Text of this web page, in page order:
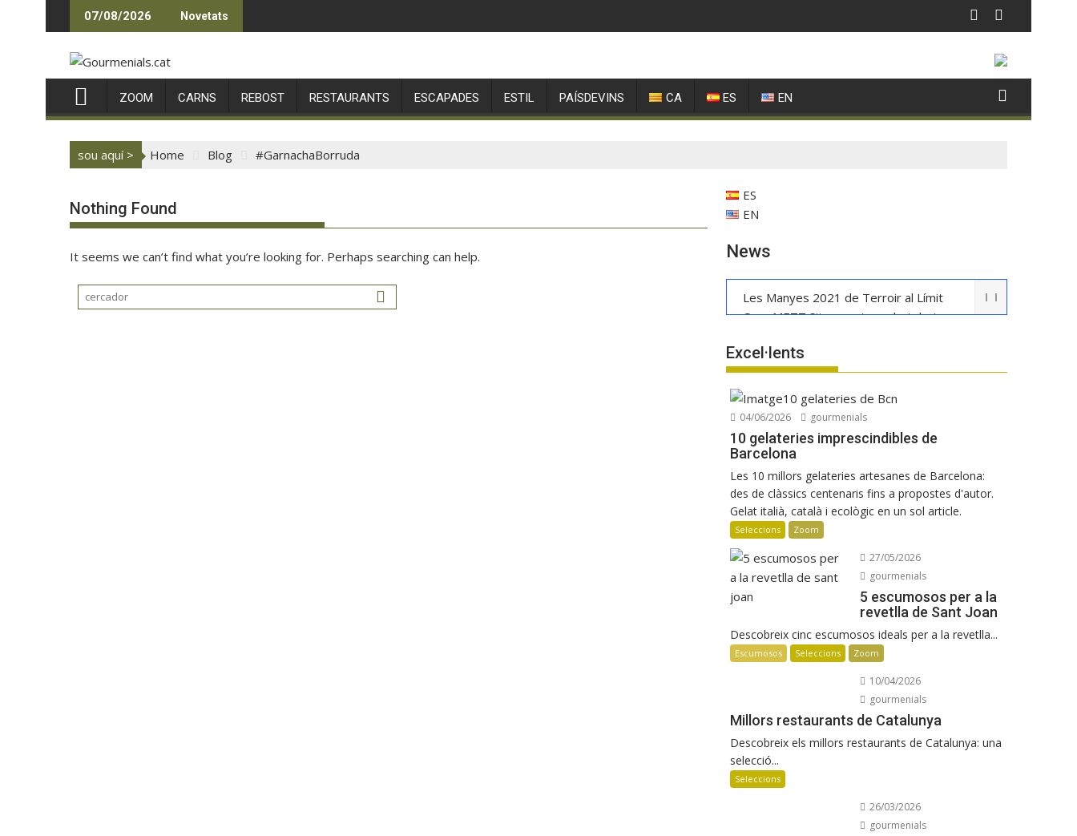
to
07/08/2026 Novetats
ZOOM CARNS REBOST RESTAURANTS ESCAPADES ESTIL PAÍSDEVINS CA ES EN
sou aquí > Home Blog #GarnachaBorruda
Nothing Found
It seems we can’t find what you’re looking for. Perhaps searching can help.
ES
EN
News
Les Manyes 2021 de Terroir al Límit
Casa METT Sitges estrena hoteleria
La UE reconeix la IGP Pernil Cerretà
Verema al Penedès: vi, cava i
gastronomia
Manuel Raventós Negra Magnum 2018
Osteria Condal obre a Barcelona
Excel·lents
04/06/2026 gourmenials
10 gelateries imprescindibles de
Barcelona
Les 10 millors gelateries artesanes de Barcelona:
des de clàssics centenaris fins a propostes d'autor.
Gelat italià, català i ecològic en un sol article.
Seleccions Zoom
27/05/2026
gourmenials
5 escumosos per a la
revetlla de Sant Joan
Descobreix cinc escumosos ideals per a la revetlla...
Escumosos Seleccions Zoom
10/04/2026
gourmenials
Millors restaurants de Catalunya
Descobreix els millors restaurants de Catalunya: una
selecció...
Seleccions
26/03/2026
gourmenials